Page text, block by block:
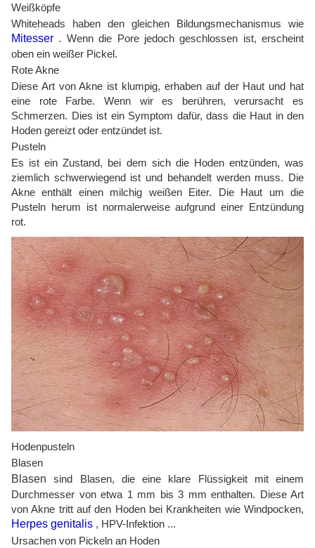
Weißköpfe
Whiteheads haben den gleichen Bildungsmechanismus wie
Mitesser . Wenn die Pore jedoch geschlossen ist, erscheint
oben ein weißer Pickel.
Rote Akne
Diese Art von Akne ist klumpig, erhaben auf der Haut und hat
eine rote Farbe. Wenn wir es berühren, verursacht es
Schmerzen. Dies ist ein Symptom dafür, dass die Haut in den
Hoden gereizt oder entzündet ist.
Pusteln
Es ist ein Zustand, bei dem sich die Hoden entzünden, was
ziemlich schwerwiegend ist und behandelt werden muss. Die
Akne enthält einen milchig weißen Eiter. Die Haut um die
Pusteln herum ist normalerweise aufgrund einer Entzündung
rot.
Hodenpusteln
Blasen
Blasen sind Blasen, die eine klare Flüssigkeit mit einem
Durchmesser von etwa 1 mm bis 3 mm enthalten. Diese Art
von Akne tritt auf den Hoden bei Krankheiten wie Windpocken,
Herpes genitalis , HPV-Infektion ...
Ursachen von Pickeln an Hoden